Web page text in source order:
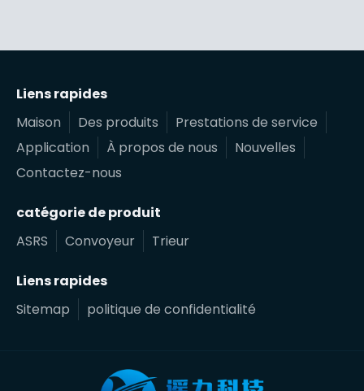
Liens rapides
Maison
Des produits
Prestations de service
Application
À propos de nous
Nouvelles
Contactez-nous
catégorie de produit
ASRS
Convoyeur Trieur
Liens rapides
Sitemap
politique de confidentialité